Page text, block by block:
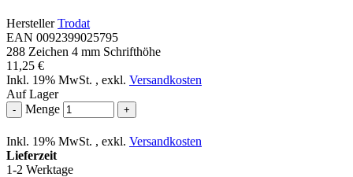
HerstellerTrodat
EAN 0092399025795
288 Zeichen 4 mm Schrifthöhe
11,25 €
Inkl. 19% MwSt. , exkl. Versandkosten
Auf Lager
- Menge +
Inkl. 19% MwSt. , exkl. Versandkosten
Lieferzeit
1-2 Werktage